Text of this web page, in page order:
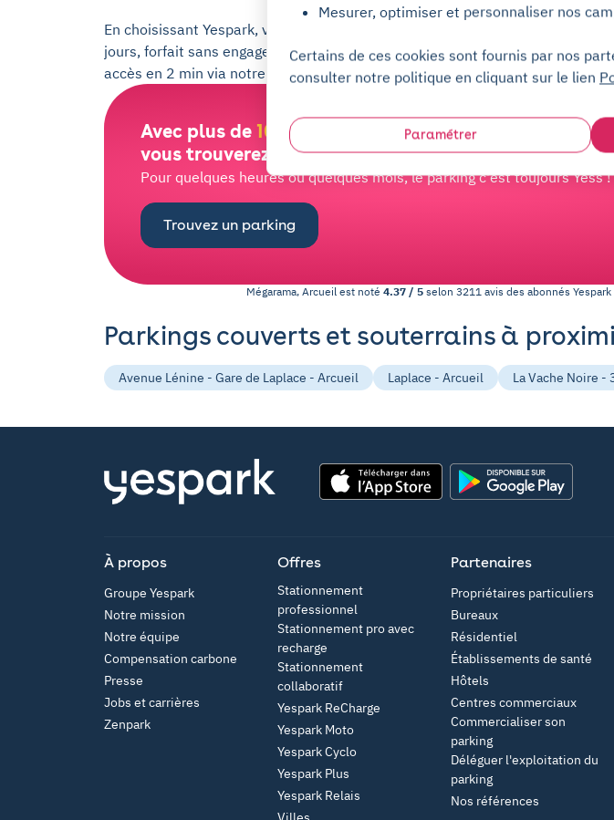
En choisissant Yespark, vous bénéficierez de plusieurs avantages : période
jours, forfait sans engagement et sans caution, résiliation sans frais à tout
accès en 2 min via notre application, support humain 7j/7.
Avec plus de 100 000 places
de parking partout en
vous trouverez bien la vôtre !
Pour quelques heures ou quelques mois, le parking c'est toujours Yess !
Trouvez un parking
Mégarama, Arcueil est noté 4.37 / 5 selon 3211 avis des abonnés Yespark
Parkings couverts et souterrains à
Avenue Lénine - Gare de Laplace - Arcueil Laplace - Arcueil La Vache Noire
À propos
Groupe Yespark
Notre mission
Notre équipe
Compensation carbone
Presse
Jobs et carrières
Zenpark
Offres
Stationnement
professionnel
Stationnement pro avec
recharge
Stationnement
collaboratif
Yespark ReCharge
Yespark Moto
Yespark Cyclo
Yespark Plus
Yespark Relais
Partenaires
Propriétaires particuliers
Bureaux
Résidentiel
Établissements de santé
Hôtels
Centres commerciaux
Commercialiser son
parking
Déléguer l'exploitation du
parking
Nos références
Mesurer, optimiser et personnaliser nos
Certains de ces cookies sont fournis par nos
consulter notre politique en cliquant sur le lien
Paramétrer